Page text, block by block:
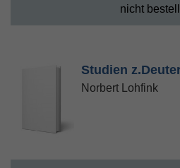
nicht
Studien
Norbert Lohfink